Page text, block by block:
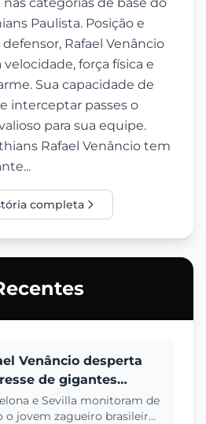
Paulista. Posição e
Rafael Venâncio
força física e
Sua capacidade de
interceptar passes o
para sua equipe.
Rafael Venâncio tem
completa
Venâncio desperta
de gigantes
e Sevilla monitoram de
o jovem zagueiro brasileiro,